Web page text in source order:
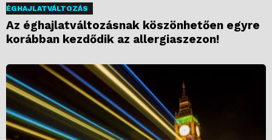
ÉGHAJLATVÁLTOZÁS
Az éghajlatváltozásnak köszönhetően egyre
korábban kezdődik az allergiaszezon!